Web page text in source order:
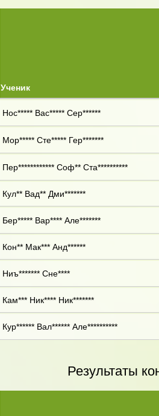
Ученик
Нос***** Вас***** Сер******
Мор***** Сте***** Гер*******
Пер************ Соф** Ста**********
Кул** Вад** Дми*******
Бер***** Вар**** Але*******
Кон** Мак*** Анд******
Ниъ******* Сне****
Кам*** Ник**** Ник*******
Кур****** Вал****** Але**********
Результаты